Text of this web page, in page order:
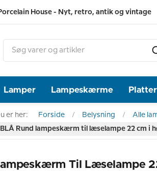
House - Nyt, retro, antik og vintage
Lamper Lampeskærme Platter
er her: Forside Belysning Alle
BLÅ Rund lampeskærm til læselampe 22 cm i
Til Læselampe